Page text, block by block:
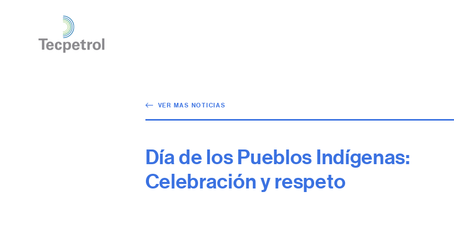
VER MAS NOTICIAS
Día de los Pueblos Indígenas:
Celebración y respeto